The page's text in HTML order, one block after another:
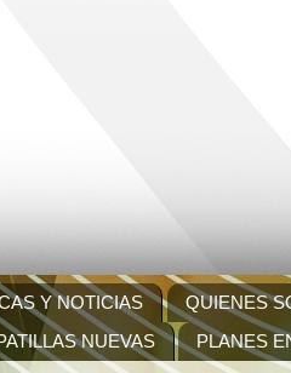
Y NOTICIAS QUIENES
NUEVAS
PLANES